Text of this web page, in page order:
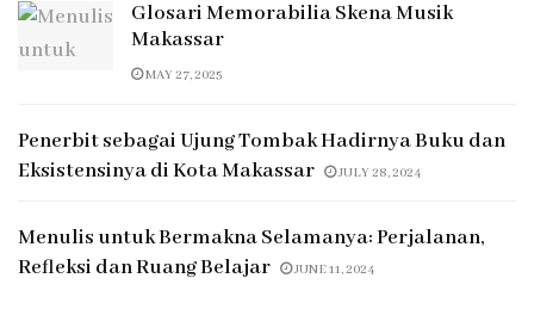
Glosari Memorabilia Skena Musik
Makassar
MAY 27, 2025
Penerbit sebagai Ujung Tombak Hadirnya Buku dan
Eksistensinya di Kota Makassar
JULY 28, 2024
Menulis untuk Bermakna Selamanya: Perjalanan,
Refleksi dan Ruang Belajar
JUNE 11, 2024